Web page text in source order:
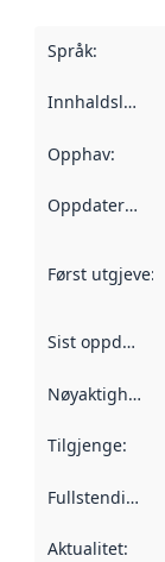
Språk:
Innhaldsleverandørar
Opphav:
Oppdateringsfrekvens
Først utgjeve:
Sist oppdatert
Nøyaktigheit
Tilgjenge:
Fullstendigheit
Aktualitet: